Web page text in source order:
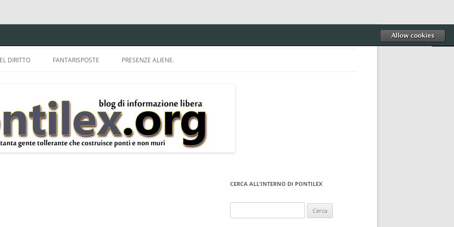
DIRITTO
DELLA LDA 633.
E
FANTARISPOSTE PRESENZE ALIENE.
CERCA ALL’INTERNO DI PONTILEX
per: